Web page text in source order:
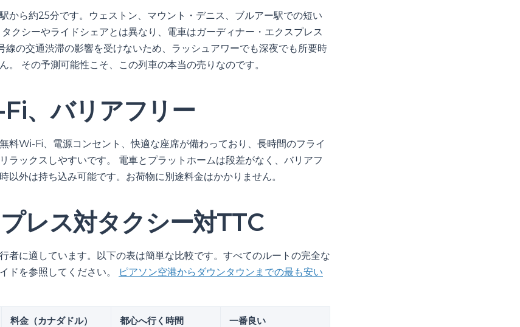
から約25分です。ウェストン、マウント・デニス、ブルアー駅での短い
クシーやライドシェアとは異なり、電車はガーディナー・エクスプレス
線の交通渋滞の影響を受けないため、ラッシュアワーでも深夜でも所要時
。 その予測可能性こそ、この列車の本当の売りなのです。
、バリアフリー
料Wi-Fi、電源コンセント、快適な座席が備わっており、長時間のフライ
ラックスしやすいです。 電車とプラットホームは段差がなく、バリアフ
以外は持ち込み可能です。お荷物に別途料金はかかりません。
レス対タクシー対TTC
者に適しています。以下の表は簡単な比較です。すべてのルートの完全な
ドを参照してください。
ピアソン空港からダウンタウンまでの最も安い
料金（カナダドル） 都心へ行く時間 一番良い